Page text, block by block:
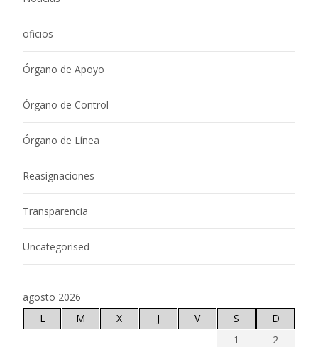
oficios
Órgano de Apoyo
Órgano de Control
Órgano de Línea
Reasignaciones
Transparencia
Uncategorised
agosto 2026
L
M X J V S
D
1
2